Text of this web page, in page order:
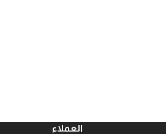
العملاء